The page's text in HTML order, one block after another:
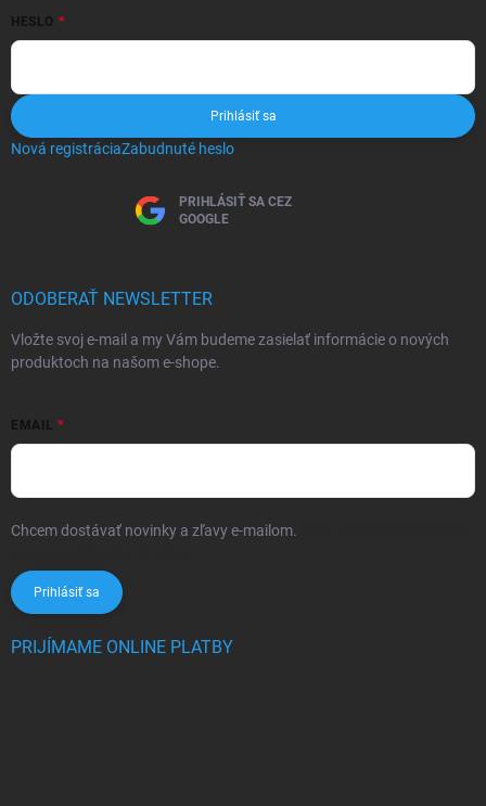
HESLO
Prihlásiť sa
Nová registráciaZabudnuté heslo
PRIHLÁSIŤ SA CEZ
GOOGLE
ODOBERAŤ NEWSLETTER
Vložte svoj e-mail a my Vám budeme zasielať informácie o nových
produktoch na našom e-shope.
EMAIL
Chcem dostávať novinky a zľavy e-mailom.
Prihlásiť sa
PRIJÍMAME ONLINE PLATBY